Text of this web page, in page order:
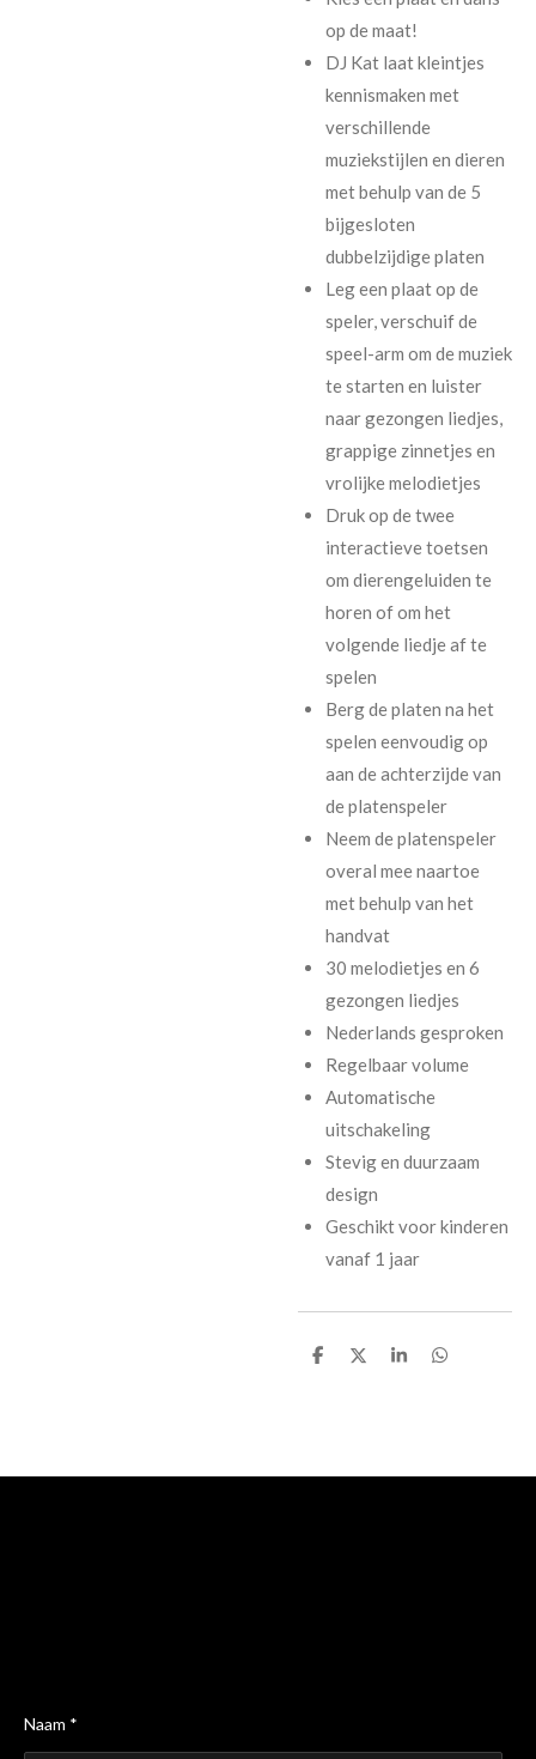
op de maat!
DJ Kat laat kleintjes
kennismaken met
verschillende
muziekstijlen en dieren
met behulp van de 5
bijgesloten
dubbelzijdige platen
Leg een plaat op de
speler, verschuif de
speel-arm om de muziek
te starten en luister
naar gezongen liedjes,
grappige zinnetjes en
vrolijke melodietjes
Druk op de twee
interactieve toetsen
om dierengeluiden te
horen of om het
volgende liedje af te
spelen
Berg de platen na het
spelen eenvoudig op
aan de achterzijde van
de platenspeler
Neem de platenspeler
overal mee naartoe
met behulp van het
handvat
30 melodietjes en 6
gezongen liedjes
Nederlands gesproken
Regelbaar volume
Automatische
uitschakeling
Stevig en duurzaam
design
Geschikt voor kinderen
vanaf 1 jaar
D
D
S
D
Naam *